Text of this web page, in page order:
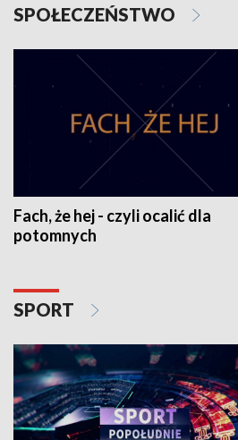
SPOŁECZEŃSTWO
Fach, że hej - czyli ocalić dla
potomnych
SPORT